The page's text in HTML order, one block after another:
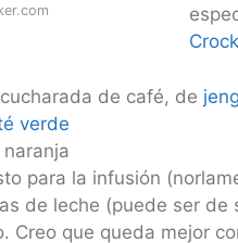
de café, de
verde
para la infusión
de leche (puede ser
Creo que queda mejor